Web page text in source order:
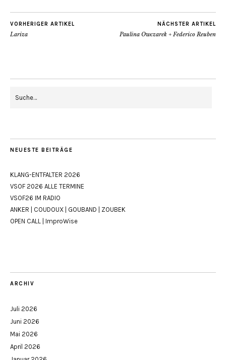
VORHERIGER ARTIKEL
Lariza
NÄCHSTER ARTIKEL
Paulina Owczarek + Federico Reuben
NEUESTE BEITRÄGE
KLANG-ENTFALTER 2026
VSOF 2026 ALLE TERMINE
VSOF26 IM RADIO
ANKER | COUDOUX | GOUBAND | ZOUBEK
OPEN CALL | ImproWise
ARCHIV
Juli 2026
Juni 2026
Mai 2026
April 2026